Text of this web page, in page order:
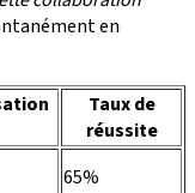
en
Taux de
réussite
65%